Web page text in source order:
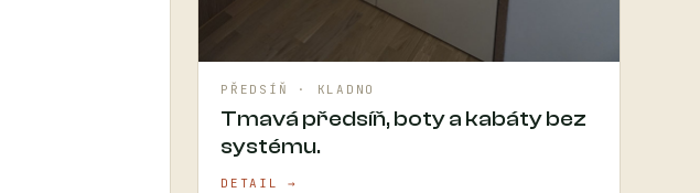
PŘEDSÍŇ · KLADNO
Tmavá předsíň, boty a kabáty bez
systému.
DETAIL →